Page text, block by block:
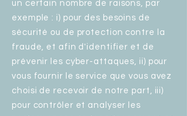
un certain nombre de raisons, par
exemple : i) pour des besoins de
sécurité ou de protection contre la
fraude, et afin d'identifier et de
prévenir les cyber-attaques, ii) pour
vous fournir le service que vous avez
choisi de recevoir de notre part, iii)
pour contrôler et analyser les